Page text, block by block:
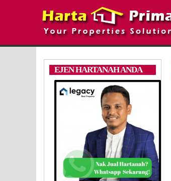
EJEN HARTANAH ANDA